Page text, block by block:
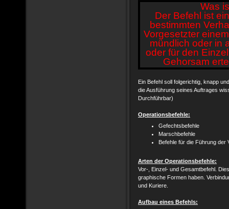
Was
Der Befehl ist
bestimmten
Vorgesetzter
mündlich oder in
oder für den
Gehorsam
Ein Befehl soll folgerichtig, knapp
die Ausführung seines Auftrages
Durchführbar)
Operationsbefehle:
Gefechtsbefehle
Marschbefehle
Befehle für die Führung der
Arten der Operationsbefehle:
Vor-, Einzel- und Gesamtbefehl.
graphische Formen haben.
und Kuriere.
Aufbau eines Befehls: